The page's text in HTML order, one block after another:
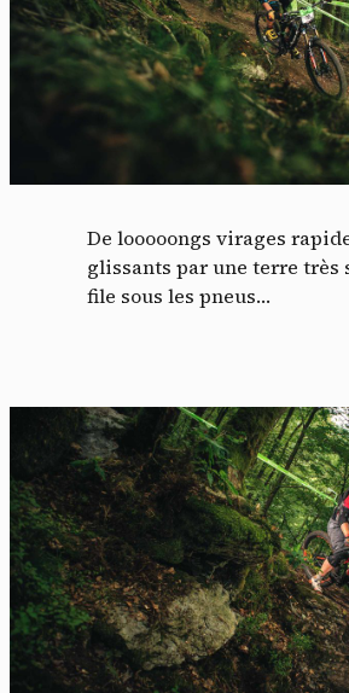
De looooongs virages
glissants par une terre très
file sous les pneus…